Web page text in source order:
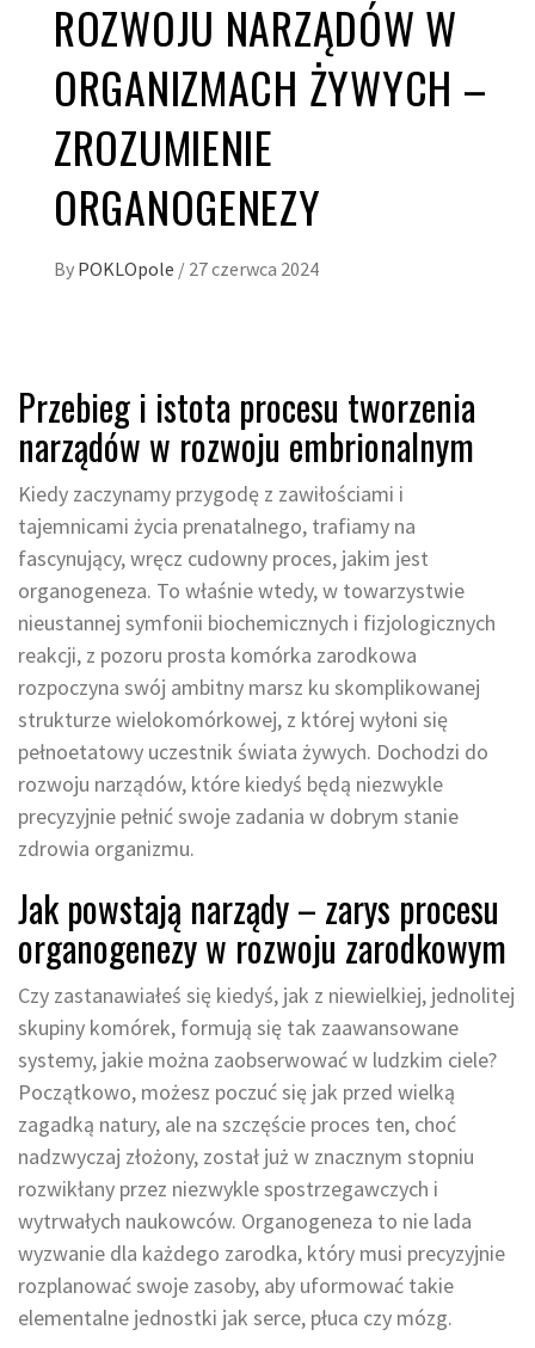
ROZWOJU NARZĄDÓW W
ORGANIZMACH ŻYWYCH –
ZROZUMIENIE
ORGANOGENEZY
By POKLOpole / 27 czerwca 2024
Przebieg i istota procesu tworzenia
narządów w rozwoju embrionalnym
Kiedy zaczynamy przygodę z zawiłościami i
tajemnicami życia prenatalnego, trafiamy na
fascynujący, wręcz cudowny proces, jakim jest
organogeneza. To właśnie wtedy, w towarzystwie
nieustannej symfonii biochemicznych i fizjologicznych
reakcji, z pozoru prosta komórka zarodkowa
rozpoczyna swój ambitny marsz ku skomplikowanej
strukturze wielokomórkowej, z której wyłoni się
pełnoetatowy uczestnik świata żywych. Dochodzi do
rozwoju narządów, które kiedyś będą niezwykle
precyzyjnie pełnić swoje zadania w dobrym stanie
zdrowia organizmu.
Jak powstają narządy – zarys procesu
organogenezy w rozwoju zarodkowym
Czy zastanawiałeś się kiedyś, jak z niewielkiej, jednolitej
skupiny komórek, formują się tak zaawansowane
systemy, jakie można zaobserwować w ludzkim ciele?
Początkowo, możesz poczuć się jak przed wielką
zagadką natury, ale na szczęście proces ten, choć
nadzwyczaj złożony, został już w znacznym stopniu
rozwikłany przez niezwykle spostrzegawczych i
wytrwałych naukowców. Organogeneza to nie lada
wyzwanie dla każdego zarodka, który musi precyzyjnie
rozplanować swoje zasoby, aby uformować takie
elementalne jednostki jak serce, płuca czy mózg.